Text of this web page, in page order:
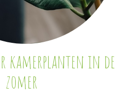
kamerplanten in de
zomer